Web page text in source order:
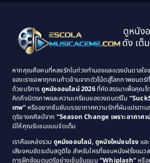
(134)
Classic หนังคลาสสิก(21)
Classic หนังคลาสสิก(25)
Comedy ตลก(46)
Comedy ตลก(515)
Coming of Age ก้าวพ้นวัย(1)
1995
1993
1989
1987
1985
1983
1979
ดูหนัง
ดัง เต็
หากคุณคือคนที่หลงรักในท่วงทำนองและแรงบันดาลใจ
ของเราขอพาทุกคนก้าวข้ามจากตัวโน้ตสู่โลกภาพยนตร์
ด้วยบริการ ดูหนังออนไลน์ 2026ที่คัดสรรมาเพื่อคุณโ
คิดถึงมิตรภาพและความเกรียนของวงดนตรีใน
เทพ”หรืออยากซึมซับบรรยากาศความรักที่ผันแปรตาม
ดุริยางคศิลป์จาก “Season Change เพราะอากาศ
มีให้คุณรับชมแบบจัดเต็ม
เราคือแหล่งรวม ดูหนังออนไลน์, ดูหนังใหม่ชนโรง และ
เสียงคมชัดระดับสตูดิโอ สำหรับใครที่ชอบหนังฝรั่งแนว
การฝึกซ้อมดนตรีอย่างเข้มข้นแบบ “Whiplash” หรื